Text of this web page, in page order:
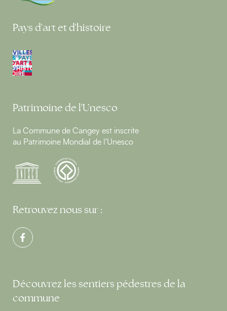
Pays d'art et d'histoire
Patrimoine de l'Unesco
La Commune de Cangey est inscrite
au Patrimoine Mondial de l'Unesco
Retrouvez nous sur :
Découvrez les sentiers pédestres de la
commune